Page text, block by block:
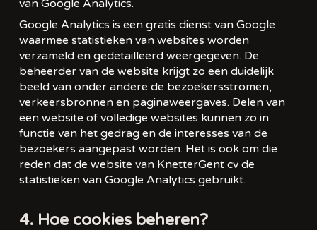
van Google Analytics.
Google Analytics is een gratis dienst van Google
waarmee statistieken van websites worden
verzameld en gedetailleerd weergegeven. De
beheerder van de website krijgt zo een duidelijk
beeld van onder andere de bezoekersstromen,
verkeersbronnen en paginaweergaves. Delen van
een website of volledige websites kunnen zo in
functie van het gedrag en de interesses van de
bezoekers aangepast worden. Het is ook om die
reden dat de website van KnetterGent cv de
statistieken van Google Analytics gebruikt.
4. Hoe cookies beheren?